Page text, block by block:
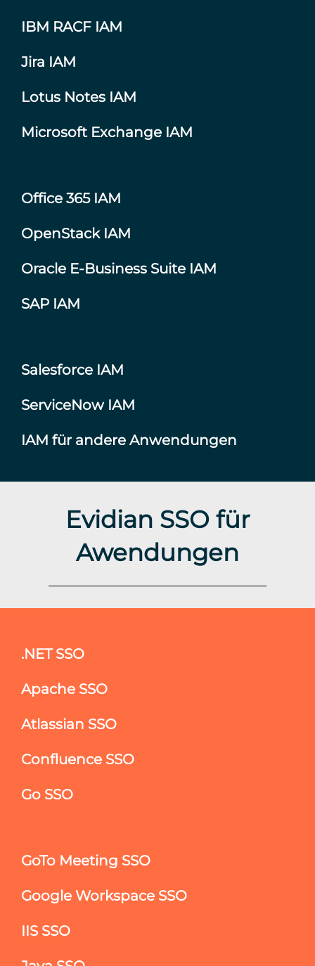
IBM RACF IAM
Jira IAM
Lotus Notes IAM
Microsoft Exchange IAM
Office 365 IAM
OpenStack IAM
Oracle E-Business Suite IAM
SAP IAM
Salesforce IAM
ServiceNow IAM
IAM für andere Anwendungen
Evidian SSO für
Awendungen
.NET SSO
Apache SSO
Atlassian SSO
Confluence SSO
Go SSO
GoTo Meeting SSO
Google Workspace SSO
IIS SSO